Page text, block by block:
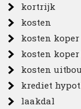
kortrijk
kosten
kosten koper
kosten koper
kosten
krediet
laakdal